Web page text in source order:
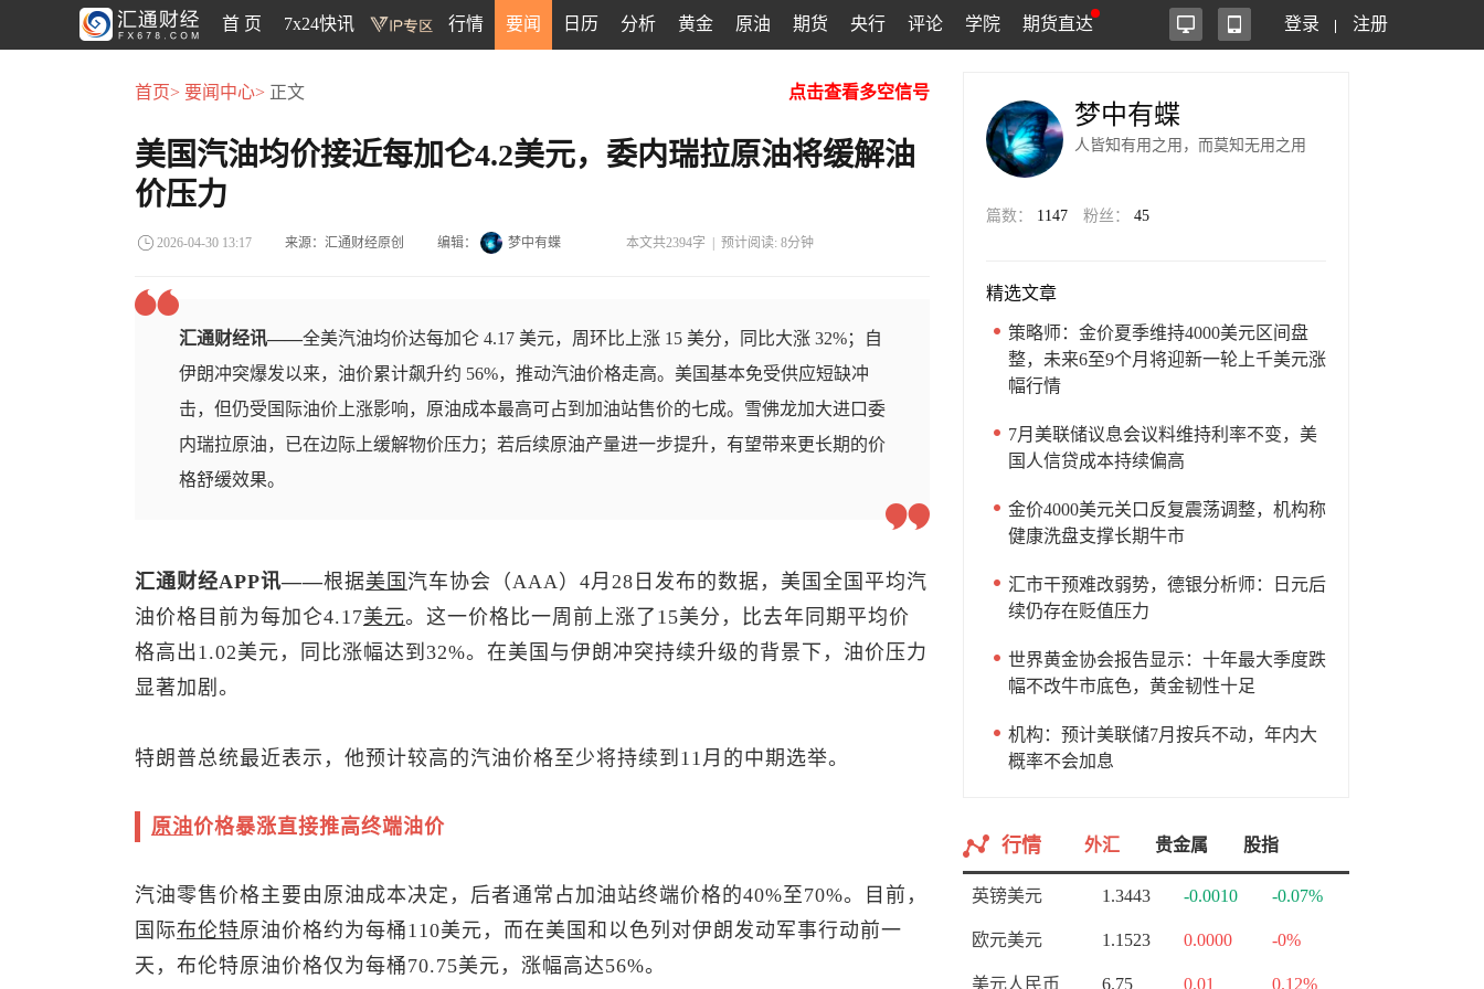
首 页 7x24快讯 行情 要闻 日历 分析 黄金 原油 期货 央行 评论 学院 期货直达 登录 注册
首页> 要闻中心> 正文 点击查看多空信号
美国汽油均价接近每加仑4.2美元，委内瑞拉原油将缓解油
价压力
2026-04-30 13:17 来源：汇通财经原创 编辑： 梦中有蝶 本文共2394字 | 预计阅读: 8分钟
汇通财经讯——全美汽油均价达每加仑 4.17 美元，周环比上涨 15 美分，同比大涨 32%；自
伊朗冲突爆发以来，油价累计飙升约 56%，推动汽油价格走高。美国基本免受供应短缺冲
击，但仍受国际油价上涨影响，原油成本最高可占到加油站售价的七成。雪佛龙加大进口委
内瑞拉原油，已在边际上缓解物价压力；若后续原油产量进一步提升，有望带来更长期的价
格舒缓效果。
汇通财经APP讯——根据美国 汽车协会（AAA）4月28日发布的数据，美国全国平均汽
油价格目前为每加仑4.17美元。这一价格比一周前上涨了15美分，比去年同期平均价
格高出1.02美元，同比涨幅达到32%。在美国与伊朗冲突持续升级的背景下，油价压力
显著加剧。
特朗普总统最近表示，他预计较高的汽油价格至少将持续到11月的中期选举。
原油价格暴涨直接推高终端油价
汽油零售价格主要由原油成本决定，后者通常占加油站终端价格的40%至70%。目前，
国际布伦特原油价格约为每桶110美元，而在美国和以色列对伊朗发动军事行动前一
天， 布伦特原油价格仅为每桶70.75美元，涨幅高达56%。
梦中有蝶
人皆知有用之用，而莫知无用之用
篇数： 1147 粉丝： 45
精选文章
策略师：金价夏季维持4000美元区间盘
整，未来6至9个月将迎新一轮上千美元涨
幅行情
7月美联储议息会议料维持利率不变，美
国人信贷成本持续偏高
金价4000美元关口反复震荡调整，机构称
健康洗盘支撑长期牛市
汇市干预难改弱势，德银分析师：日元后
续仍存在贬值压力
世界黄金协会报告显示：十年最大季度跌
幅不改牛市底色，黄金韧性十足
机构：预计美联储7月按兵不动，年内大
概率不会加息
行情 外汇 贵金属 股指
英镑美元 1.3443 -0.0010 -0.07%
欧元美元 1.1523 0.0000 -0%
美元人民币 6.75 0.01 0.12%